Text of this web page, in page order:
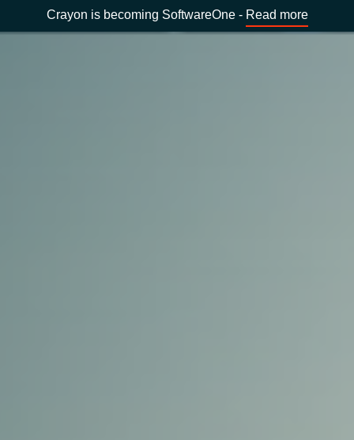
Crayon is becoming SoftwareOne - Read more